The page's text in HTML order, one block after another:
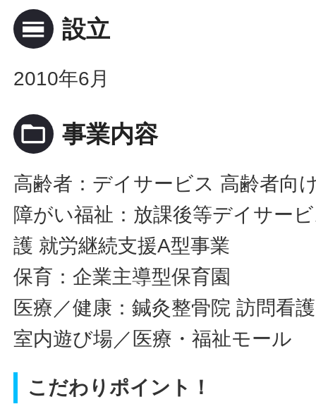
calendar_view_day 設立
2010年6月
folder_open 事業内容
高齢者：デイサービス 高齢者向
障がい福祉：放課後等デイサー
護 就労継続支援A型事業
保育：企業主導型保育園
医療／健康：鍼灸整骨院 訪問看
室内遊び場／医療・福祉モール
こだわりポイント！